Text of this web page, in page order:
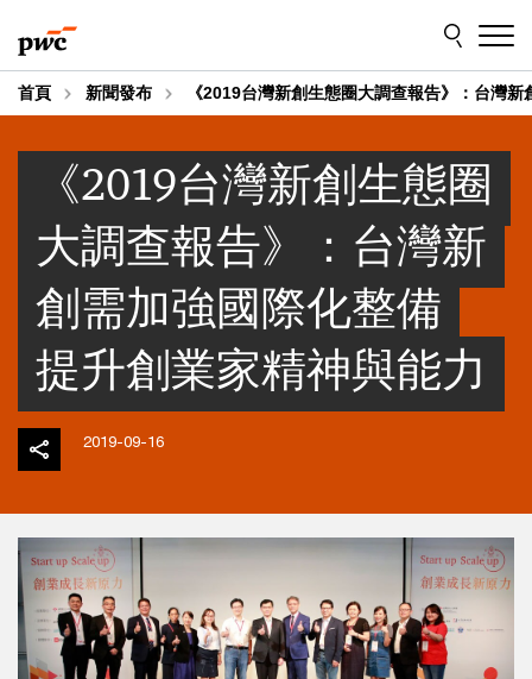
to
content
to
footer
首頁 新聞發布 《2019台灣新創生態圈大調查報告》：台灣
《2019台灣新創生態圈
大調查報告》：台灣新
創需加強國際化整備
提升創業家精神與能力
2019-09-16